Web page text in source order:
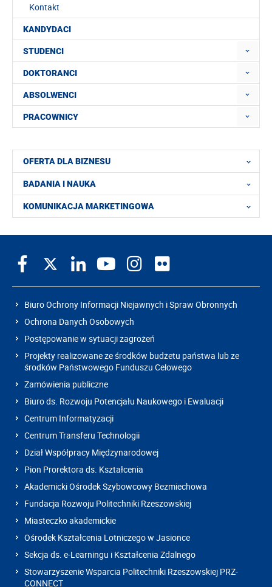
Kontakt
KANDYDACI
STUDENCI
DOKTORANCI
ABSOLWENCI
PRACOWNICY
OFERTA DLA BIZNESU
BADANIA I NAUKA
KOMUNIKACJA MARKETINGOWA
Biuro Ochrony Informacji Niejawnych i Spraw Obronnych
Ochrona Danych Osobowych
Postępowanie w sytuacji zagrożeń
Projekty realizowane ze środków budżetu państwa lub ze
środków Państwowego Funduszu Celowego
Zamówienia publiczne
Biuro ds. Rozwoju Potencjału Naukowego i Ewaluacji
Centrum Informatyzacji
Centrum Transferu Technologii
Dział Współpracy Międzynarodowej
Pion Prorektora ds. Kształcenia
Akademicki Ośrodek Szybowcowy Bezmiechowa
Fundacja Rozwoju Politechniki Rzeszowskiej
Miasteczko akademickie
Ośrodek Kształcenia Lotniczego w Jasionce
Sekcja ds. e-Learningu i Kształcenia Zdalnego
Stowarzyszenie Wsparcia Politechniki Rzeszowskiej PRZ-
CONNECT